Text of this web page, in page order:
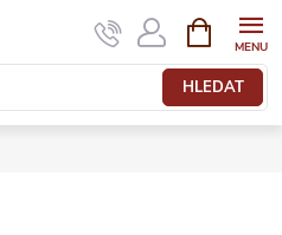
HLEDAT
NÁKUPNÍ
KOŠÍK